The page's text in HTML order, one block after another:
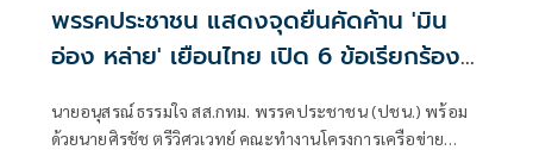
พรรคประชาชน แสดงจุดยืนคัดค้าน 'มิน
อ่อง หล่าย' เยือนไทย เปิด 6 ข้อเรียกร้อง
นายอนุสรณ์ ธรรมใจ สส.กทม. พรรคประชาชน (ปชน.) พร้อม
ด้วยนายศิรชัช ตรีวิศวเวทย์ คณะทำงานโครงการเครือข่าย